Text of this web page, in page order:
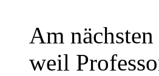
Am
weil